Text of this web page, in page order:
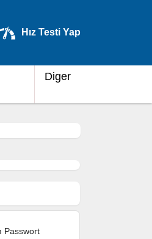
Hız Testi Yap
Diger
Passwort